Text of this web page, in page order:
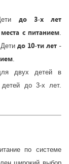
до 3-х лет
с питанием.
до 10-ти лет -
.
двух детей в
детей до 3-х лет.
по системе